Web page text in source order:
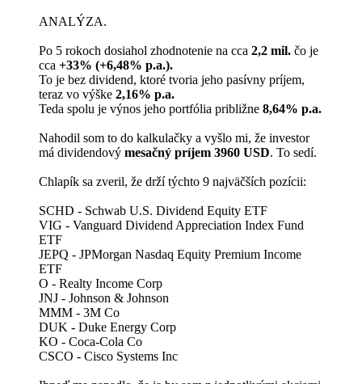
ANALÝZA.
Po 5 rokoch dosiahol zhodnotenie na cca 2,2 mil. čo je
cca +33% (+6,48% p.a.).
To je bez dividend, ktoré tvoria jeho pasívny príjem,
teraz vo výške 2,16% p.a.
Teda spolu je výnos jeho portfólia približne 8,64% p.a.
Nahodil som to do kalkulačky a vyšlo mi, že investor
má dividendový mesačný príjem 3960 USD. To sedí.
Chlapík sa zveril, že drží týchto 9 najväčších pozícii:
SCHD - Schwab U.S. Dividend Equity ETF
VIG - Vanguard Dividend Appreciation Index Fund
ETF
JEPQ - JPMorgan Nasdaq Equity Premium Income
ETF
O - Realty Income Corp
JNJ - Johnson & Johnson
MMM - 3M Co
DUK - Duke Energy Corp
KO - Coca-Cola Co
CSCO - Cisco Systems Inc